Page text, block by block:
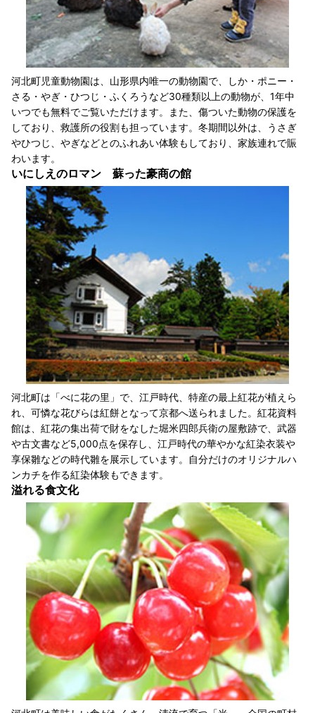
河北町児童動物園は、山形県内唯一の動物園で、しか・ポニー・
さる・やぎ・ひつじ・ふくろうなど30種類以上の動物が、1年中
いつでも無料でご覧いただけます。また、傷ついた動物の保護を
しており、救護所の役割も担っています。冬期間以外は、うさぎ
やひつじ、やぎなどとのふれあい体験もしており、家族連れで賑
わいます。
いにしえのロマン 蘇った豪商の館
河北町は「べに花の里」で、江戸時代、特産の最上紅花が植えら
れ、可憐な花びらは紅餅となって京都へ送られました。紅花資料
館は、紅花の集出荷で財をなした堀米四郎兵衛の屋敷跡で、武器
や古文書など5,000点を保存し、江戸時代の華やかな紅染衣装や
享保雛などの時代雛を展示しています。自分だけのオリジナルハ
ンカチを作る紅染体験もできます。
溢れる食文化